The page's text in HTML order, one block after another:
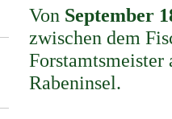
Von September
zwischen dem
Forstamtsmeister
Rabeninsel.